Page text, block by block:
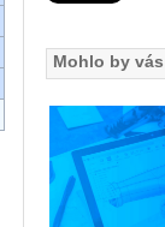
Mohlo by